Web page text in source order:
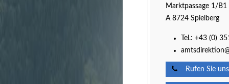
Marktpassage 1/B1
A 8724 Spielberg
Tel.: +43 (0)
Rufen Sie